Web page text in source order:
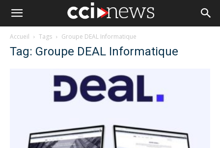
Accueil Tags Groupe DEAL Informatique
Tag: Groupe DEAL Informatique